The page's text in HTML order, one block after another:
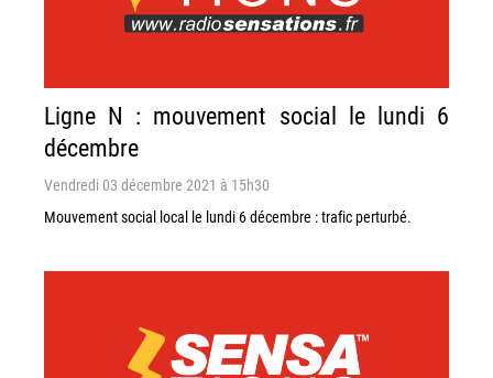
Ligne N : mouvement social le lundi 6
décembre
Vendredi 03 décembre 2021 à 15h30
Mouvement social local le lundi 6 décembre : trafic perturbé.